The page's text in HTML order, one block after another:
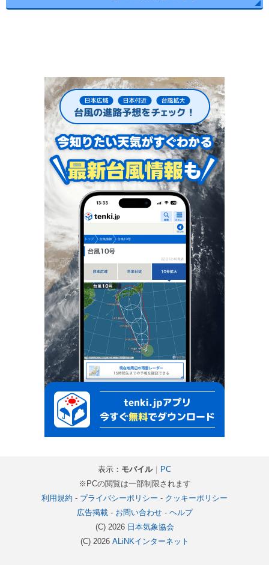
表示： モバイル｜ PC
※PCの閲覧は一部制限されます
利用規約 - プライバシーポリシー - クッキーポリシー
広告掲載- お問い合わせ- ヘルプ
(C) 2026 日本気象協会
(C) 2026 ALiNKインターネット